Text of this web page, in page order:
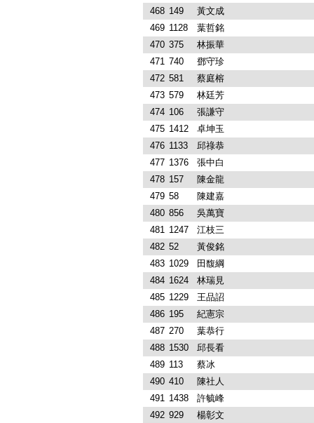
468 149
黃文成
469 1128
葉哲銘
470 375
林振華
471 740
鄧守珍
472 581
蔡庭榕
473 579
林廷芳
474 106
張謙守
475 1412
卓坤玉
476 1133
邱祿恭
477 1376
張中白
478 157
陳金龍
479 58
陳建嘉
480 856
吳萬寶
481 1247
江枝三
482 52
黃俊銘
483 1029
田馥綱
484 1624
林瑞見
485 1229
王品詔
486 195
紀憲宗
487 270
葉恭行
488 1530
邱長看
489 113
蔡冰
490 410
陳社人
491 1438
許毓峰
492 929
楊彰文